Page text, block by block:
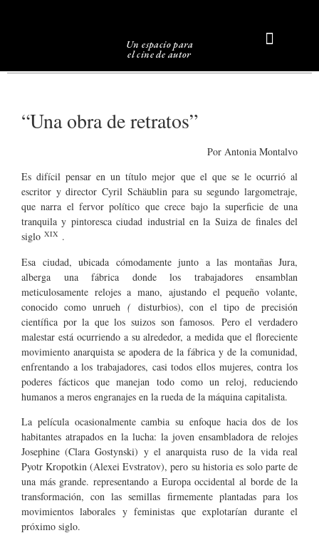
Un espacio para
el cine de autor
“Una obra de retratos”
Por Antonia Montalvo
Es difícil pensar en un título mejor que el que se le ocurrió al
escritor y director Cyril Schäublin para su segundo largometraje,
que narra el fervor político que crece bajo la superficie de una
tranquila y pintoresca ciudad industrial en la Suiza de finales del
siglo XIX .
Esa ciudad, ubicada cómodamente junto a las montañas Jura,
alberga una fábrica donde los trabajadores ensamblan
meticulosamente relojes a mano, ajustando el pequeño volante,
conocido como unrueh (disturbios), con el tipo de precisión
científica por la que los suizos son famosos. Pero el verdadero
malestar está ocurriendo a su alrededor, a medida que el floreciente
movimiento anarquista se apodera de la fábrica y de la comunidad,
enfrentando a los trabajadores, casi todos ellos mujeres, contra los
poderes fácticos que manejan todo como un reloj, reduciendo
humanos a meros engranajes en la rueda de la máquina capitalista.
La película ocasionalmente cambia su enfoque hacia dos de los
habitantes atrapados en la lucha: la joven ensambladora de relojes
Josephine (Clara Gostynski) y el anarquista ruso de la vida real
Pyotr Kropotkin (Alexei Evstratov), ​​pero su historia es solo parte de
una más grande. representando a Europa occidental al borde de la
transformación, con las semillas firmemente plantadas para los
movimientos laborales y feministas que explotarían durante el
próximo siglo.